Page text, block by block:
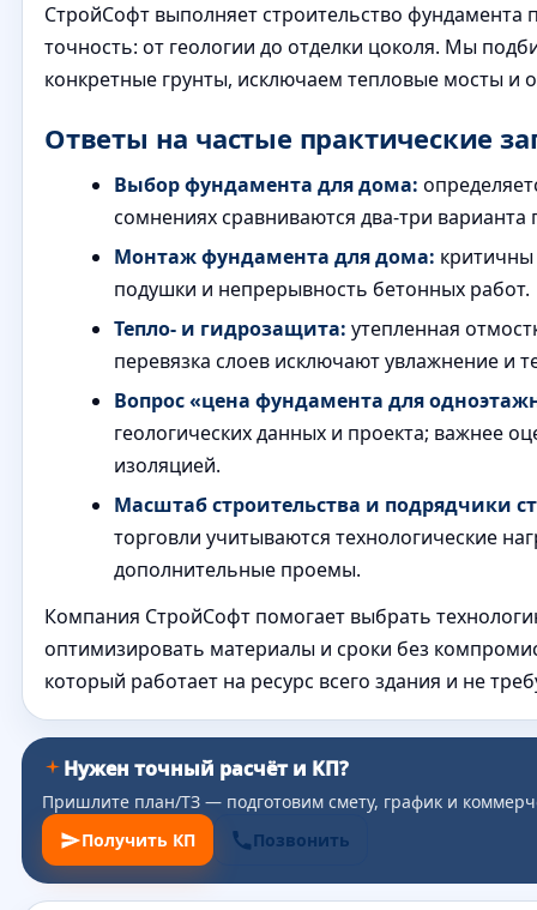
СтройСофт выполняет строительство
точность: от геологии до отделки цоколя. Мы
конкретные грунты, исключаем тепловые мосты и
Ответы на частые практические
Выбор фундамента для дома:
сомнениях сравниваются два-три
Монтаж фундамента для дома:
подушки и непрерывность бетонных работ.
Тепло- и гидрозащита: утепленная
перевязка слоев исключают увлажнение и
Вопрос «цена фундамента для
геологических данных и проекта; важнее
изоляцией.
Масштаб строительства и подрядчики
торговли учитываются технологические
дополнительные проемы.
Компания СтройСофт помогает выбрать
оптимизировать материалы и сроки без
который работает на ресурс всего здания и не
Нужен точный расчёт и КП?
Пришлите план/ТЗ — подготовим смету, график и
Получить КП
Позвонить